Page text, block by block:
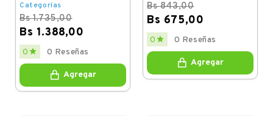
Categorías
Bs 1.735,00
Bs 1.388,00
Regular
price
Price
0  0 Reseñas
Agregar
Bs 843,00
Bs 675,00
Regular
price
Price
0  0 Reseñas
Agregar